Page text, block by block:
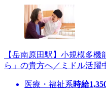
【岳南原田駅】小規模多
ら」の貴方へ／ミドル活
医療・福祉系時給